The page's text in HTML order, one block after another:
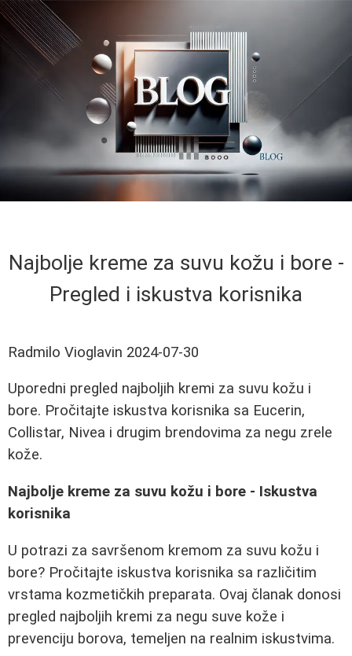
Najbolje kreme za suvu kožu i bore -
Pregled i iskustva korisnika
Radmilo Vioglavin 2024-07-30
Uporedni pregled najboljih kremi za suvu kožu i
bore. Pročitajte iskustva korisnika sa Eucerin,
Collistar, Nivea i drugim brendovima za negu zrele
kože.
Najbolje kreme za suvu kožu i bore - Iskustva
korisnika
U potrazi za savršenom kremom za suvu kožu i
bore? Pročitajte iskustva korisnika sa različitim
vrstama kozmetičkih preparata. Ovaj članak donosi
pregled najboljih kremi za negu suve kože i
prevenciju borova, temeljen na realnim iskustvima.